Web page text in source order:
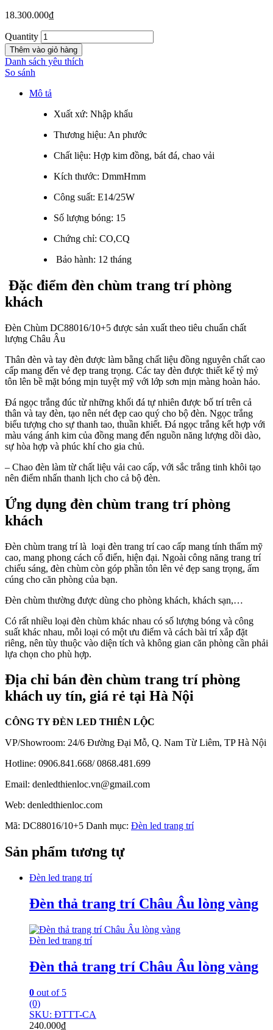
18.300.000₫
Quantity
Thêm vào giỏ hàng
Danh sách yêu thích
So sánh
Mô tả
Xuất xứ: Nhập khẩu
Thương hiệu: An phước
Chất liệu: Hợp kim đồng, bát đá, chao vải
Kích thước: DmmHmm
Công suất: E14/25W
Số lượng bóng: 15
Chứng chỉ: CO,CQ
Bảo hành: 12 tháng
Đặc điểm đèn chùm trang trí phòng
khách
Đèn Chùm DC88016/10+5 được sản xuất theo tiêu chuẩn chất
lượng Châu Âu
Thân đèn và tay đèn được làm bằng chất liệu đồng nguyên chất cao
cấp mang đến vẻ đẹp trang trọng. Các tay đèn được thiết kế tỷ mỷ
tôn lên bề mặt bóng mịn tuyệt mỹ với lớp sơn mịn màng hoàn hảo.
Đá ngọc trắng đúc từ những khối đá tự nhiên được bố trí trên cả
thân và tay đèn, tạo nên nét đẹp cao quý cho bộ đèn. Ngọc trắng
biểu tượng cho sự thanh tao, thuần khiết. Đá ngọc trắng kết hợp với
màu váng ánh kim của đồng mang đến nguồn năng lượng dồi dào,
sự hòa hợp và phúc khí cho gia chủ.
– Chao đèn làm từ chất liệu vải cao cấp, với sắc trắng tinh khôi tạo
nên điểm nhấn thanh lịch cho cả bộ đèn.
Ứng dụng đèn chùm trang trí phòng
khách
Đèn chùm trang trí là loại đèn trang trí cao cấp mang tính thẩm mỹ
cao, mang phong cách cổ điển, hiện đại. Ngoài công năng trang trí
chiếu sáng, đèn chùm còn góp phần tôn lên vẻ đẹp sang trọng, ấm
cúng cho căn phòng của bạn.
Đèn chùm thường được dùng cho phòng khách, khách sạn,…
Có rất nhiều loại đèn chùm khác nhau có số lượng bóng và công
suất khác nhau, mỗi loại có một ưu điểm và cách bài trí xắp đặt
riêng, nên tùy thuộc vào diện tích và không gian căn phòng cần phải
lựa chọn cho phù hợp.
Địa chỉ bán đèn chùm trang trí phòng
khách uy tín, giá rẻ tại Hà Nội
CÔNG TY ĐÈN LED THIÊN LỘC
VP/Showroom: 24/6 Đường Đại Mỗ, Q. Nam Từ Liêm, TP Hà Nội
Hotline: 0906.841.668/ 0868.481.699
Email: denledthienloc.vn@gmail.com
Web: denledthienloc.com
Mã: DC88016/10+5 Danh mục: Đèn led trang trí
Sản phẩm tương tự
Đèn led trang trí
Đèn thả trang trí Châu Âu lòng vàng
Đèn led trang trí
Đèn thả trang trí Châu Âu lòng vàng
0 out of 5
(0)
SKU: ĐTTT-CA
240.000₫